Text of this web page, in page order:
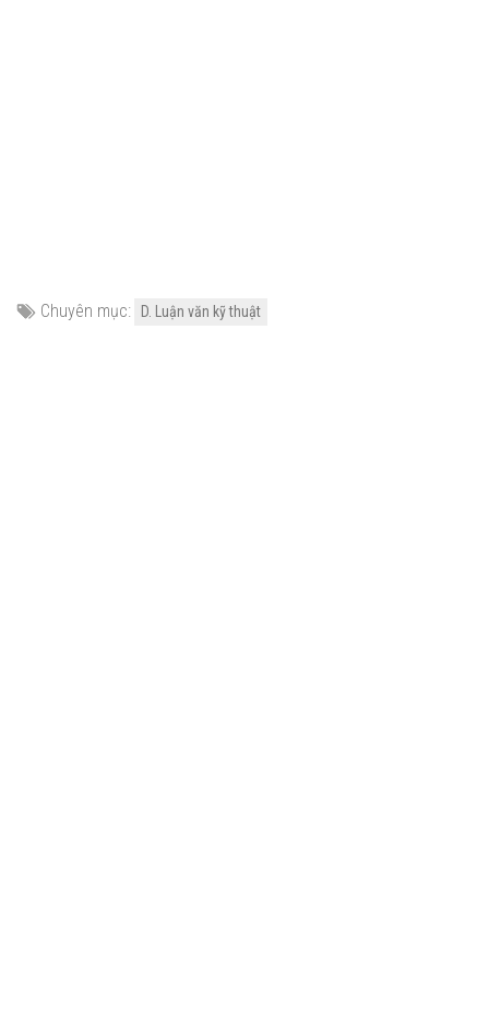
Chuyên mục: D. Luận văn kỹ thuật